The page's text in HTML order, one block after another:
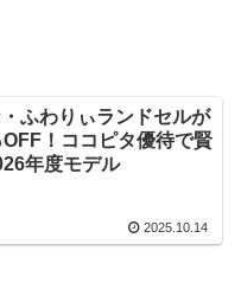
ふわりぃランドセルが
！ココピタ優待で賢
年度モデル
2025.10.14